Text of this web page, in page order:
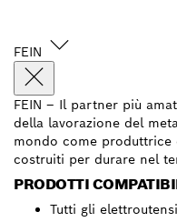
FEIN
FEIN – Il partner più
della lavorazione del
mondo come
costruiti per durare nel
PRODOTTI
Tutti gli